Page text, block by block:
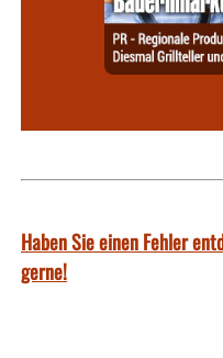
Haben Sie einen Fehler
gerne!